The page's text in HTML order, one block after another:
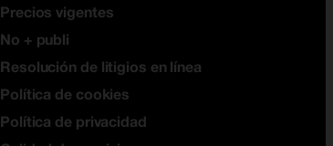
Precios vigentes
No + publi
Resolución de litigios en línea
Política de cookies
Política de privacidad